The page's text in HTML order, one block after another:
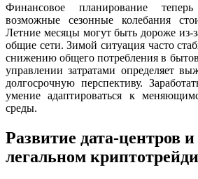
Финансовое планирование
возможные сезонные колебания
Летние месяцы могут быть дороже из-
общие сети. Зимой ситуация часто
снижению общего потребления в
управлении затратами определяет
долгосрочную перспективу.
умение адаптироваться к
среды.
Развитие дата-центров
легальном